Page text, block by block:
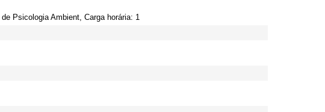
Psicologia Ambient, Carga horária: 1